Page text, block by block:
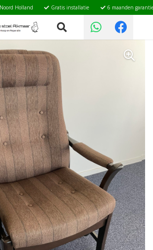
Holland Gratis installatie 6 maanden